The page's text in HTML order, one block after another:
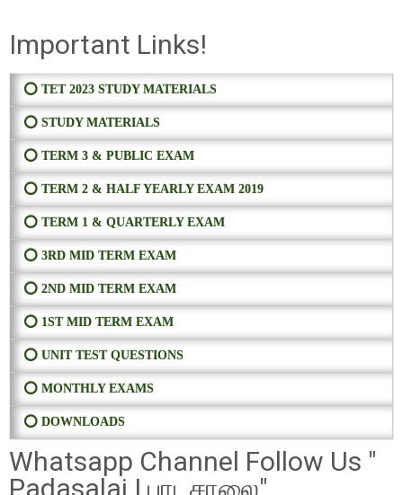
Important Links!
⭕ TET 2023 STUDY MATERIALS
⭕ STUDY MATERIALS
⭕ TERM 3 & PUBLIC EXAM
⭕ TERM 2 & HALF YEARLY EXAM 2019
⭕ TERM 1 & QUARTERLY EXAM
⭕ 3RD MID TERM EXAM
⭕ 2ND MID TERM EXAM
⭕ 1ST MID TERM EXAM
⭕ UNIT TEST QUESTIONS
⭕ MONTHLY EXAMS
⭕ DOWNLOADS
Whatsapp Channel Follow Us "
Padasalai | பாடசாலை"